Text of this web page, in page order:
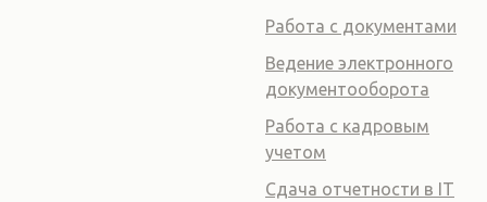
Работа с документами
Ведение электронного
документооборота
Работа с кадровым
учетом
Сдача отчетности в IT